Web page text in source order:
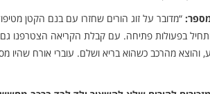
“מדובר על זוג הורים שחזרו עם בנם הקטן
בפעולות פתיחה. עם קבלת הקריאה הצטרפנו גם
והוצא מהרכב כשהוא בריא ושלם. עוברי אורח שהיו